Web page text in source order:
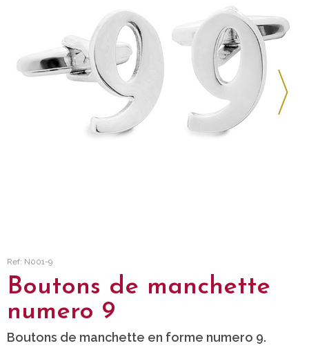
Ref: N001-9
Boutons de manchette
numero 9
Boutons de manchette en forme numero 9.